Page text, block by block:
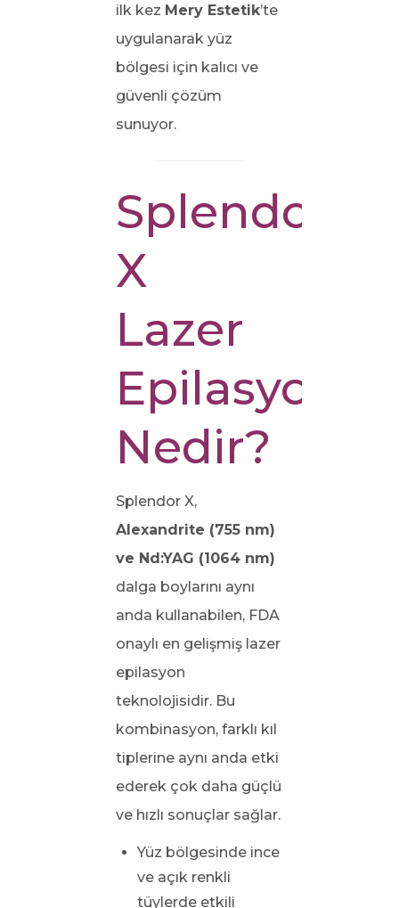
ilk kez Mery Estetik’te
uygulanarak yüz
bölgesi için kalıcı ve
güvenli çözüm
sunuyor.
Splendor
X
Lazer
Epilasyon
Nedir?
Splendor X,
Alexandrite (755 nm)
ve Nd:YAG (1064 nm)
dalga boylarını aynı
anda kullanabilen, FDA
onaylı en gelişmiş lazer
epilasyon
teknolojisidir. Bu
kombinasyon, farklı kıl
tiplerine aynı anda etki
ederek çok daha güçlü
ve hızlı sonuçlar sağlar.
Yüz bölgesinde ince
ve açık renkli
tüylerde etkili